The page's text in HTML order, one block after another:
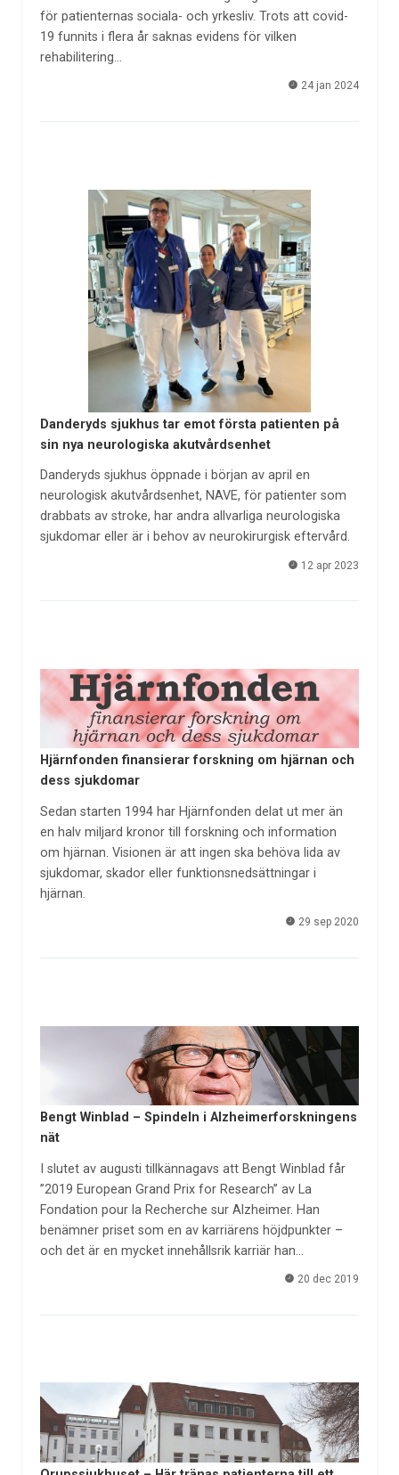
för patienternas sociala- och yrkesliv. Trots att covid-
19 funnits i flera år saknas evidens för vilken
rehabilitering…
24 jan 2024
Danderyds sjukhus tar emot första patienten på
sin nya neurologiska akutvårdsenhet
Danderyds sjukhus öppnade i början av april en
neurologisk akutvårdsenhet, NAVE, för patienter som
drabbats av stroke, har andra allvarliga neurologiska
sjukdomar eller är i behov av neurokirurgisk eftervård.
12 apr 2023
Hjärnfonden finansierar forskning om hjärnan och
dess sjukdomar
Sedan starten 1994 har Hjärnfonden delat ut mer än
en halv miljard kronor till forskning och information
om hjärnan. Visionen är att ingen ska behöva lida av
sjukdomar, skador eller funktionsnedsättningar i
hjärnan.
29 sep 2020
Bengt Winblad – Spindeln i Alzheimerforskningens
nät
I slutet av augusti tillkännagavs att Bengt Winblad får
”2019 European Grand Prix for Research” av La
Fondation pour la Recherche sur Alzheimer. Han
benämner priset som en av karriärens höjdpunkter –
och det är en mycket innehållsrik karriär han…
20 dec 2019